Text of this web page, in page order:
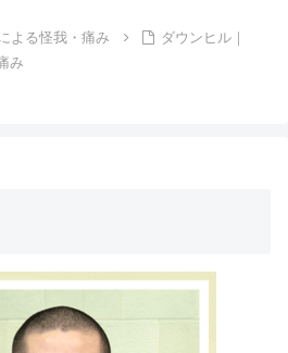
よる怪我・痛み
ダウンヒル｜
み